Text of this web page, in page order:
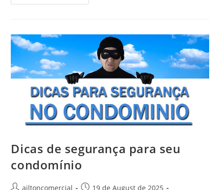
Dicas de segurança para seu
condomínio
ailtoncomercial
19 de August de 2025